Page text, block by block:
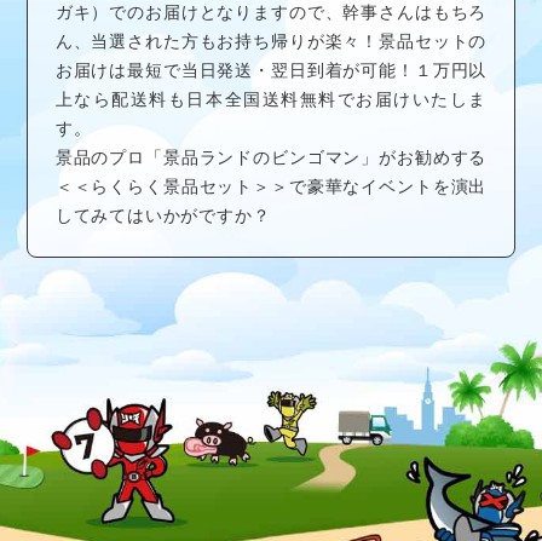
ガキ）でのお届けとなりますので、幹事さんはもちろ
ん、当選された方もお持ち帰りが楽々！景品セットの
お届けは最短で当日発送・翌日到着が可能！１万円以
上なら配送料も日本全国送料無料でお届けいたしま
す。
景品のプロ「景品ランドのビンゴマン」がお勧めする
＜＜らくらく景品セット＞＞で豪華なイベントを演出
してみてはいかがですか？